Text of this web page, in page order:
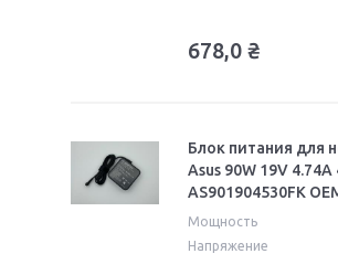
678,0 ₴
Блок питания для
Asus 90W 19V 4.74A
AS901904530FK
Мощность
Напряжение